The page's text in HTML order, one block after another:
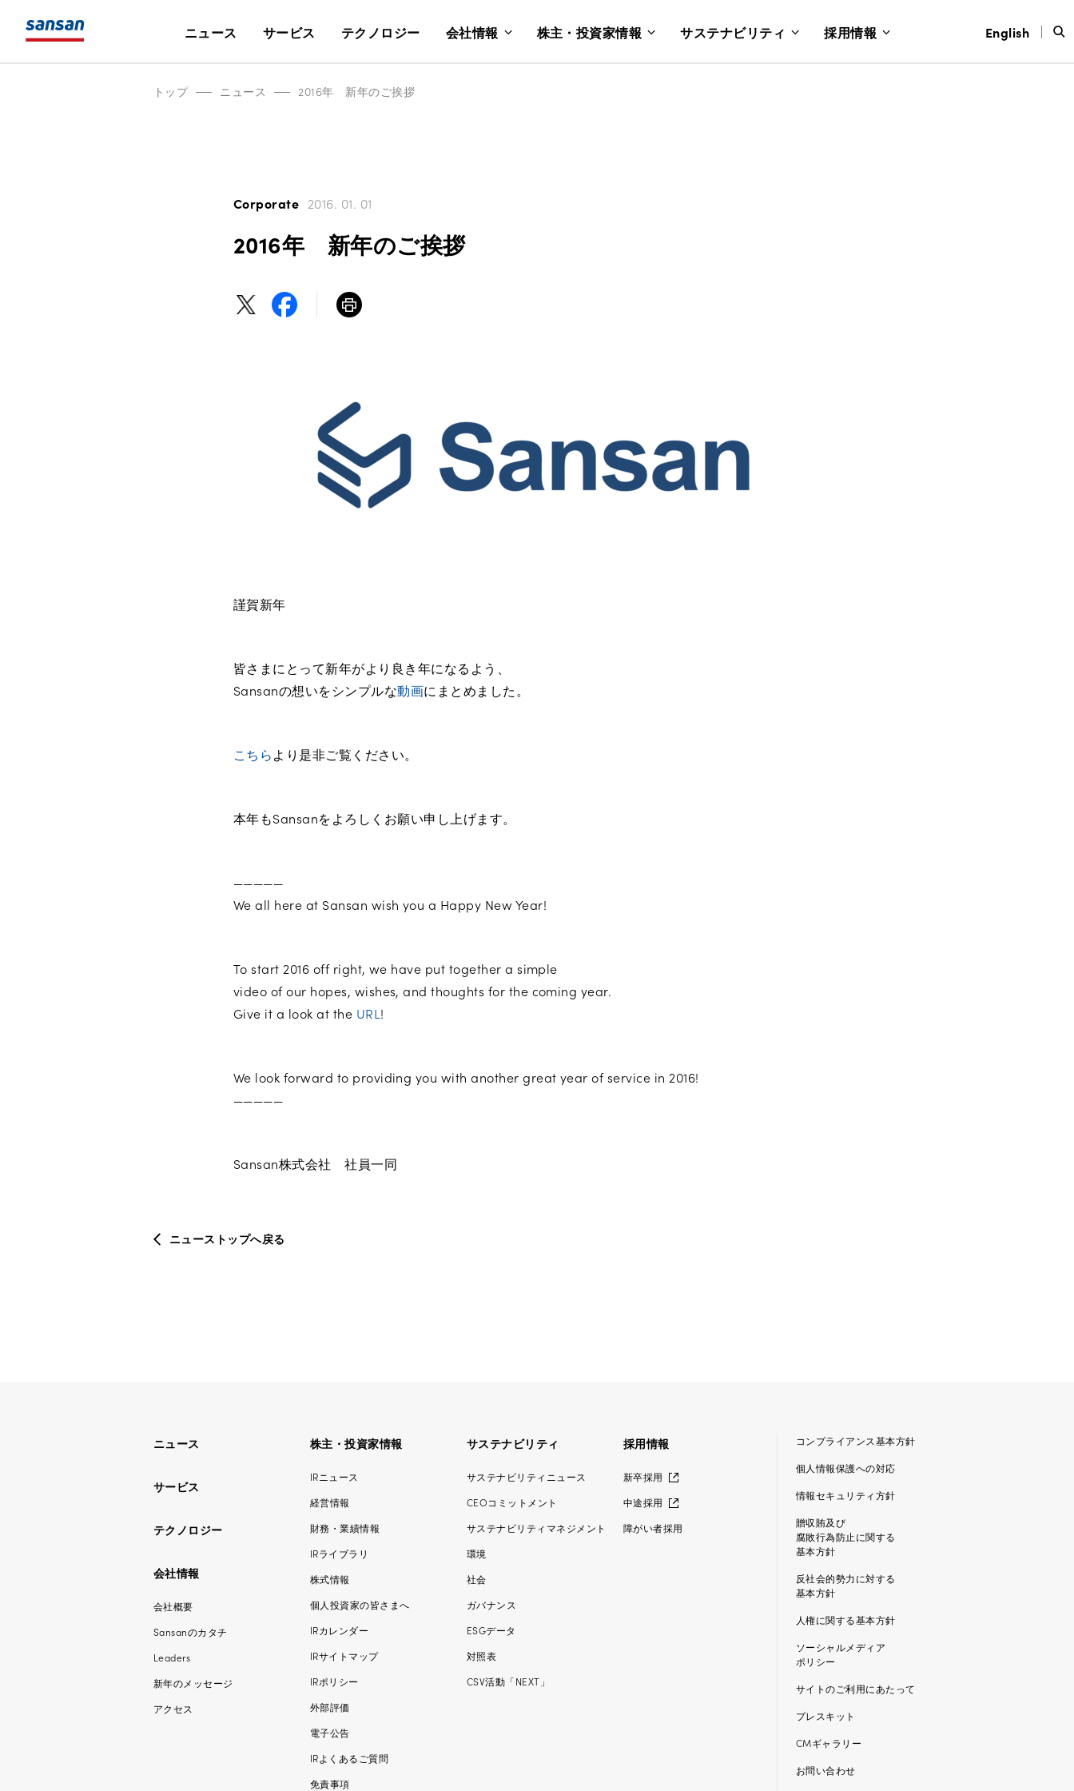
ニュース サービス テクノロジー 会社情報 株主・投資家情報 サステナビリティ 採用情報 English
トップ ニュース 2016年 新年のご挨拶
Corporate 2016. 01. 01
2016年 新年のご挨拶
謹賀新年
皆さまにとって新年がより良き年になるよう、
Sansanの想いをシンプルな動画にまとめました。
こちらより是非ご覧ください。
本年もSansanをよろしくお願い申し上げます。
—————
We all here at Sansan wish you a Happy New Year!
To start 2016 off right, we have put together a simple
video of our hopes, wishes, and thoughts for the coming year.
Give it a look at the URL !
We look forward to providing you with another great year of service in 2016!
—————
Sansan株式会社 社員一同
ニューストップへ戻る
ニュース
サービス
テクノロジー
会社情報
会社概要
Sansanのカタチ
Leaders
新年のメッセージ
アクセス
株主・投資家情報
IRニュース
経営情報
財務・業績情報
IRライブラリ
株式情報
個人投資家の皆さまへ
IRカレンダー
IRサイトマップ
IRポリシー
外部評価
電子公告
IRよくあるご質問
免責事項
サステナビリティ
サステナビリティニュース
CEOコミットメント
サステナビリティマネジメント
環境
社会
ガバナンス
ESGデータ
対照表
CSV活動「NEXT」
採用情報
新卒採用
中途採用
障がい者採用
コンプライアンス基本方針
個人情報保護への対応
情報セキュリティ方針
贈収賄及び
腐敗行為防止に関する
基本方針
反社会的勢力に対する
基本方針
人権に関する基本方針
ソーシャルメディア
ポリシー
サイトのご利用にあたって
プレスキット
CMギャラリー
お問い合わせ